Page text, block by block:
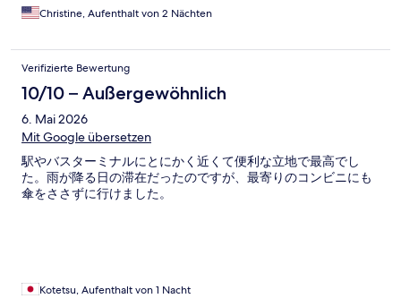
Christine, Aufenthalt von 2 Nächten
Verifizierte Bewertung
10/10 – Außergewöhnlich
6. Mai 2026
Mit Google übersetzen
駅やバスターミナルにとにかく近くて便利な立地で最高でし
た。雨が降る日の滞在だったのですが、最寄りのコンビニにも
傘をささずに行けました。
Kotetsu, Aufenthalt von 1 Nacht